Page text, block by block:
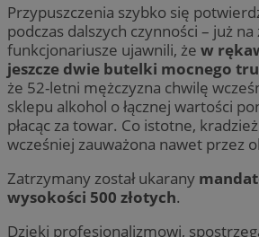
Przypuszczenia szybko się
podczas dalszych czynności – już
funkcjonariusze ujawnili, że w
jeszcze dwie butelki mocnego
że 52-letni mężczyzna chwilę
sklepu alkohol o łącznej wartości
płacąc za towar. Co istotne,
wcześniej zauważona nawet przez
Zatrzymany został ukarany
wysokości 500 złotych.
Dzięki profesjonalizmowi,